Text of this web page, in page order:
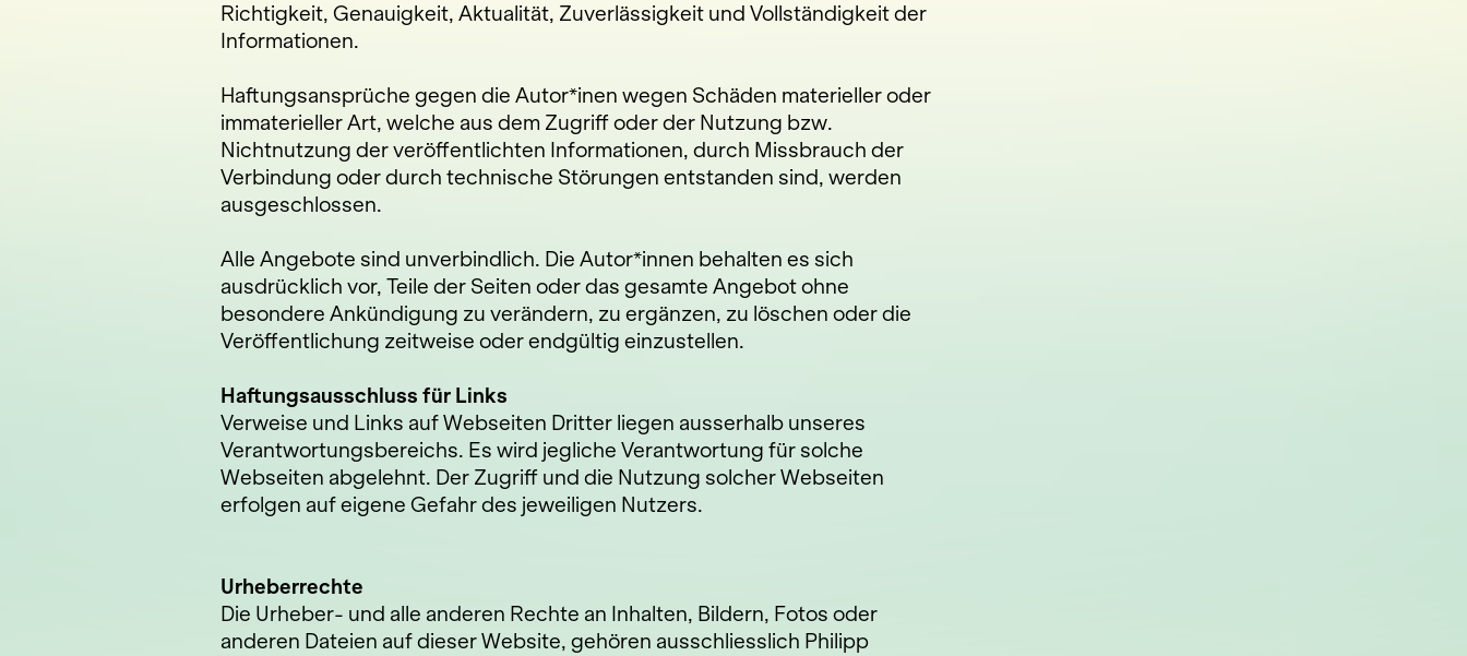
Richtigkeit, Genauigkeit, Aktualität, Zuverlässigkeit und Vollständigkeit der
Informationen.
Haftungsansprüche gegen die Autor*inen wegen Schäden materieller oder
immaterieller Art, welche aus dem Zugriff oder der Nutzung bzw.
Nichtnutzung der veröffentlichten Informationen, durch Missbrauch der
Verbindung oder durch technische Störungen entstanden sind, werden
ausgeschlossen.
Alle Angebote sind unverbindlich. Die Autor*innen behalten es sich
ausdrücklich vor, Teile der Seiten oder das gesamte Angebot ohne
besondere Ankündigung zu verändern, zu ergänzen, zu löschen oder die
Veröffentlichung zeitweise oder endgültig einzustellen.
Haftungsausschluss für Links
Verweise und Links auf Webseiten Dritter liegen ausserhalb unseres
Verantwortungsbereichs. Es wird jegliche Verantwortung für solche
Webseiten abgelehnt. Der Zugriff und die Nutzung solcher Webseiten
erfolgen auf eigene Gefahr des jeweiligen Nutzers.
Urheberrechte
Die Urheber- und alle anderen Rechte an Inhalten, Bildern, Fotos oder
anderen Dateien auf dieser Website, gehören ausschliesslich Philipp